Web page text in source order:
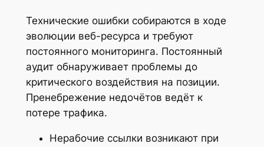
Технические ошибки собираются в ходе
эволюции веб-ресурса и требуют
постоянного мониторинга. Постоянный
аудит обнаруживает проблемы до
критического воздействия на позиции.
Пренебрежение недочётов ведёт к
потере трафика.
Нерабочие ссылки возникают при